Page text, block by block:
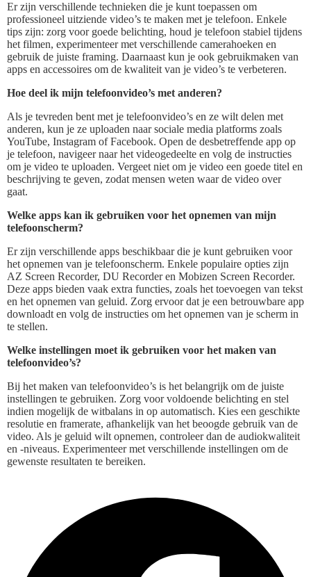
Er zijn verschillende technieken die je kunt toepassen om
professioneel uitziende video’s te maken met je telefoon. Enkele
tips zijn: zorg voor goede belichting, houd je telefoon stabiel tijdens
het filmen, experimenteer met verschillende camerahoeken en
gebruik de juiste framing. Daarnaast kun je ook gebruikmaken van
apps en accessoires om de kwaliteit van je video’s te verbeteren.
Hoe deel ik mijn telefoonvideo’s met anderen?
Als je tevreden bent met je telefoonvideo’s en ze wilt delen met
anderen, kun je ze uploaden naar sociale media platforms zoals
YouTube, Instagram of Facebook. Open de desbetreffende app op
je telefoon, navigeer naar het videogedeelte en volg de instructies
om je video te uploaden. Vergeet niet om je video een goede titel en
beschrijving te geven, zodat mensen weten waar de video over
gaat.
Welke apps kan ik gebruiken voor het opnemen van mijn
telefoonscherm?
Er zijn verschillende apps beschikbaar die je kunt gebruiken voor
het opnemen van je telefoonscherm. Enkele populaire opties zijn
AZ Screen Recorder, DU Recorder en Mobizen Screen Recorder.
Deze apps bieden vaak extra functies, zoals het toevoegen van tekst
en het opnemen van geluid. Zorg ervoor dat je een betrouwbare app
downloadt en volg de instructies om het opnemen van je scherm in
te stellen.
Welke instellingen moet ik gebruiken voor het maken van
telefoonvideo’s?
Bij het maken van telefoonvideo’s is het belangrijk om de juiste
instellingen te gebruiken. Zorg voor voldoende belichting en stel
indien mogelijk de witbalans in op automatisch. Kies een geschikte
resolutie en framerate, afhankelijk van het beoogde gebruik van de
video. Als je geluid wilt opnemen, controleer dan de audiokwaliteit
en -niveaus. Experimenteer met verschillende instellingen om de
gewenste resultaten te bereiken.